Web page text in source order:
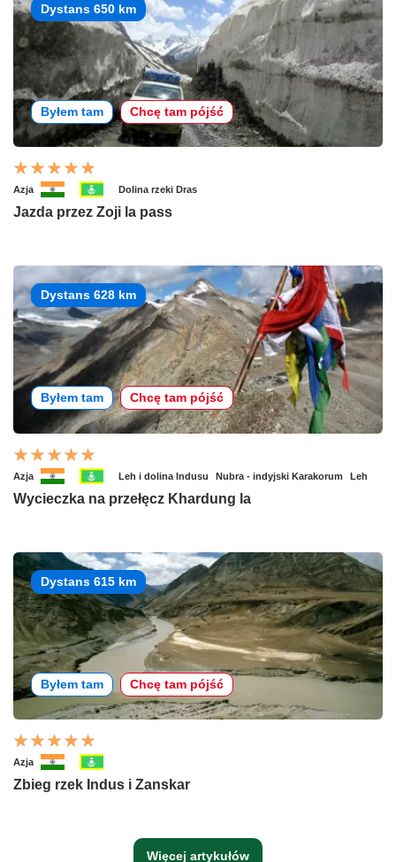
Dystans 650 km
Byłem tam Chcę tam pójść
Azja Dolina rzeki Dras
Jazda przez Zoji la pass
Dystans 628 km
Byłem tam Chcę tam pójść
Azja Leh i dolina Indusu Nubra - indyjski Karakorum Leh
Wycieczka na przełęcz Khardung la
Dystans 615 km
Byłem tam Chcę tam pójść
Azja
Zbieg rzek Indus i Zanskar
Więcej artykułów